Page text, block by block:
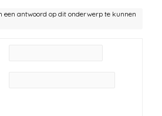
een antwoord op dit onderwerp te kunnen